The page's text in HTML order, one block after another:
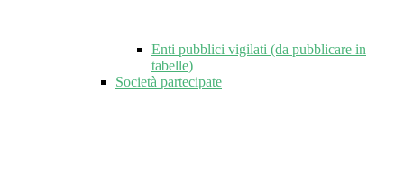
Enti pubblici vigilati (da pubblicare in
tabelle)
Società partecipate